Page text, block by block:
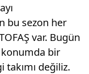
bu sezon her
var. Bugün
konumda bir
takımı değiliz.